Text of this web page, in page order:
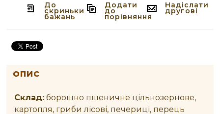
До
скриньки
бажань
Додати
до
порівняння
Надіслати
другові
ОПИС
Склад: борошно пшеничне цільнозернове,
картопля, гриби лісові, печериці, перець